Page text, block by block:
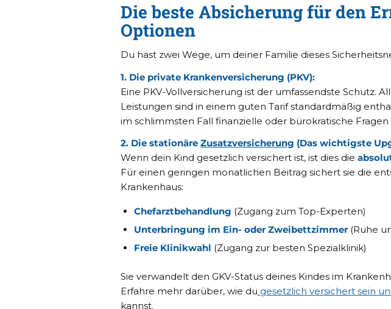
Die beste Absicherung für den
Optionen
Du hast zwei Wege, um deiner Familie dieses
1. Die private Krankenversicherung (PKV):
Eine PKV-Vollversicherung ist der umfassendste Schutz.
Leistungen sind in einem guten Tarif standardmäßig
im schlimmsten Fall finanzielle oder bürokratische Fragen
2. Die stationäre Zusatzversicherung (Das wichtigste
Wenn dein Kind gesetzlich versichert ist, ist dies die
Für einen geringen monatlichen Beitrag sichert sie die
Krankenhaus:
Chefarztbehandlung (Zugang zum Top-Experten)
Unterbringung im Ein- oder Zweibettzimmer (Ruhe
Freie Klinikwahl (Zugang zur besten Spezialklinik)
Sie verwandelt den GKV-Status deines Kindes im
Erfahre mehr darüber, wie du gesetzlich versichert sein
kannst.